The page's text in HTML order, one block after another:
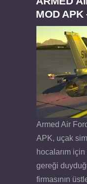
Dream Road
Felix the
MOD
Armed Air
APK, uçak
hocalarım
gereği
firmasının